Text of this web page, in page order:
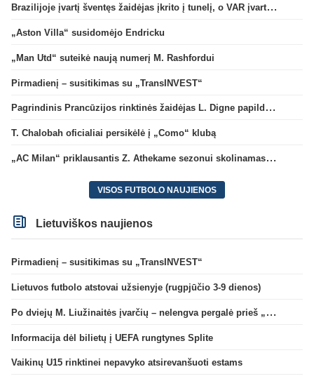
Brazilijoje įvartį šventęs žaidėjas įkrito į tunelį, o VAR įvartį atšaukė
„Aston Villa“ susidomėjo Endricku
„Man Utd“ suteikė naują numerį M. Rashfordui
Pirmadienį – susitikimas su „TransINVEST“
Pagrindinis Prancūzijos rinktinės žaidėjas L. Digne papildė PSG gretas
T. Chalobah oficialiai persikėlė į „Como“ klubą
„AC Milan“ priklausantis Z. Athekame sezonui skolinamas „Lyon“ ekipai
VISOS FUTBOLO NAUJIENOS
Lietuviškos naujienos
Pirmadienį – susitikimas su „TransINVEST“
Lietuvos futbolo atstovai užsienyje (rugpjūčio 3-9 dienos)
Po dviejų M. Liužinaitės įvarčių – nelengva pergalė prieš „Bangą“
Informacija dėl bilietų į UEFA rungtynes Splite
Vaikinų U15 rinktinei nepavyko atsirevanšuoti estams